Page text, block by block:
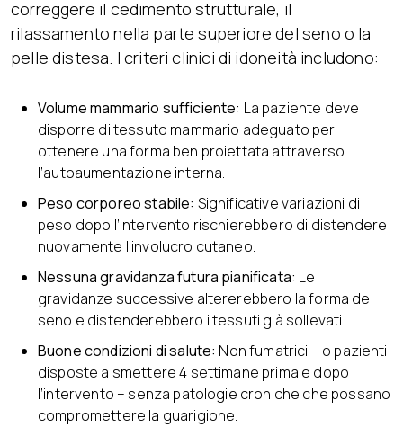
correggere il cedimento strutturale, il
rilassamento nella parte superiore del seno o la
pelle distesa. I criteri clinici di idoneità includono:
Volume mammario sufficiente: La paziente deve
disporre di tessuto mammario adeguato per
ottenere una forma ben proiettata attraverso
l’autoaumentazione interna.
Peso corporeo stabile: Significative variazioni di
peso dopo l’intervento rischierebbero di distendere
nuovamente l’involucro cutaneo.
Nessuna gravidanza futura pianificata: Le
gravidanze successive altererebbero la forma del
seno e distenderebbero i tessuti già sollevati.
Buone condizioni di salute: Non fumatrici – o pazienti
disposte a smettere 4 settimane prima e dopo
l’intervento – senza patologie croniche che possano
compromettere la guarigione.